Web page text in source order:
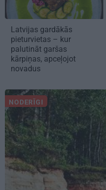
Latvijas gardākās
pieturvietas – kur
palutināt garšas
kārpiņas, apceļojot
novadus
NODERĪGI